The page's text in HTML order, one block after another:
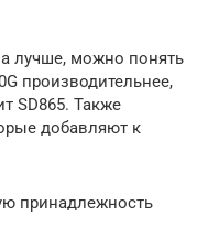
лучше, можно понять
производительнее,
SD865. Также
добавляют к
принадлежность